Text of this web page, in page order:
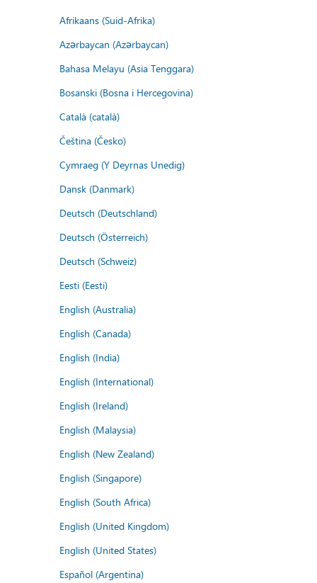
Afrikaans (Suid-Afrika)
Azərbaycan (Azərbaycan)
Bahasa Melayu (Asia Tenggara)
Bosanski (Bosna i Hercegovina)
Català (català)
Čeština (Česko)
Cymraeg (Y Deyrnas Unedig)
Dansk (Danmark)
Deutsch (Deutschland)
Deutsch (Österreich)
Deutsch (Schweiz)
Eesti (Eesti)
English (Australia)
English (Canada)
English (India)
English (International)
English (Ireland)
English (Malaysia)
English (New Zealand)
English (Singapore)
English (South Africa)
English (United Kingdom)
English (United States)
Español (Argentina)